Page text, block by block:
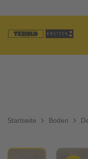
Startseite Boden